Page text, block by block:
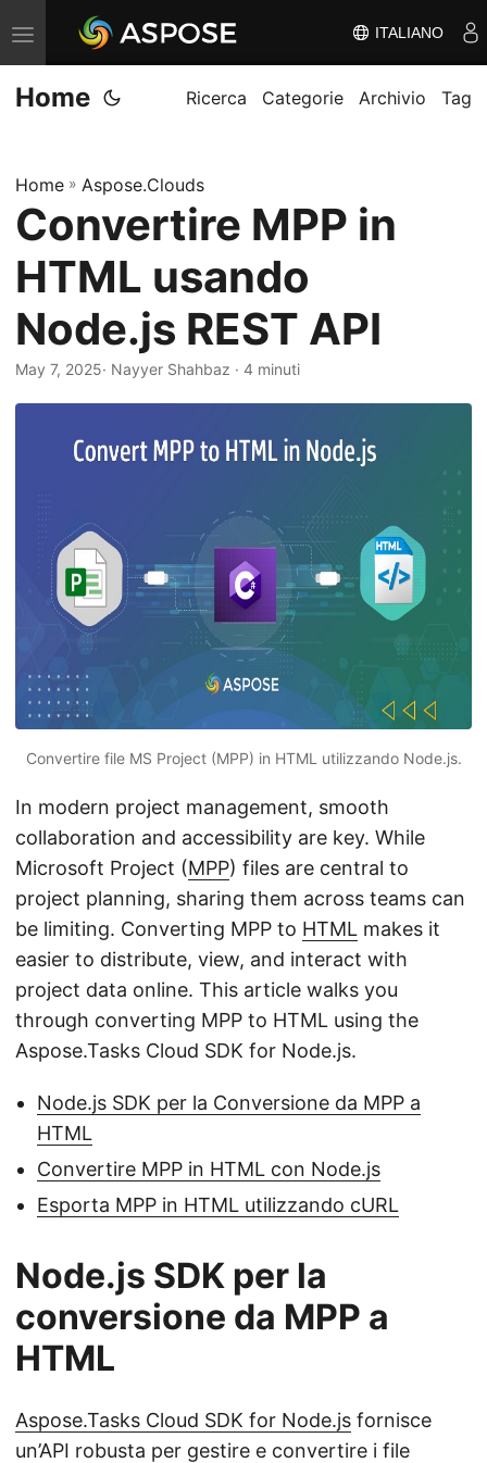
V
ä
x
n
a
i
g
e
r
i
ITALIANO
Home Ricerca Categorie Archivio Tag
Home » Aspose.Clouds
Convertire MPP in
HTML usando
Node.js REST API
May 7, 2025· Nayyer Shahbaz · 4 minuti
Convertire file MS Project (MPP) in HTML utilizzando Node.js.
In modern project management, smooth
collaboration and accessibility are key. While
Microsoft Project (MPP) files are central to
project planning, sharing them across teams can
be limiting. Converting MPP to HTML makes it
easier to distribute, view, and interact with
project data online. This article walks you
through converting MPP to HTML using the
Aspose.Tasks Cloud SDK for Node.js.
Node.js SDK per la Conversione da MPP a
HTML
Convertire MPP in HTML con Node.js
Esporta MPP in HTML utilizzando cURL
Node.js SDK per la
conversione da MPP a
HTML
Aspose.Tasks Cloud SDK for Node.js fornisce
un’API robusta per gestire e convertire i file